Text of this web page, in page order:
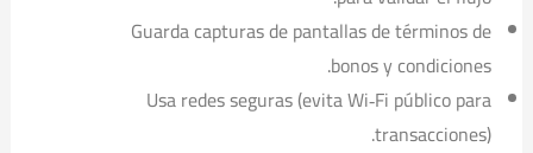
Guarda capturas de pantallas de términos de
bonos y condiciones.
Usa redes seguras (evita Wi‑Fi público para
transacciones).